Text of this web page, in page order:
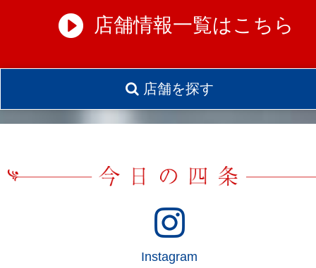
店舗情報一覧はこちら
店舗を探す
Instagram